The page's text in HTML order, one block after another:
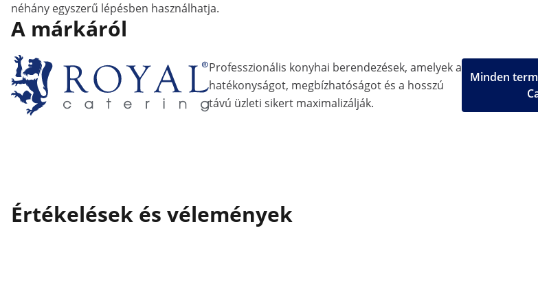
néhány egyszerű lépésben használhatja.
A márkáról
Professzionális konyhai berendezések, amelyek a
hatékonyságot, megbízhatóságot és a hosszú
távú üzleti sikert maximalizálják.
Minden
Értékelések és vélemények